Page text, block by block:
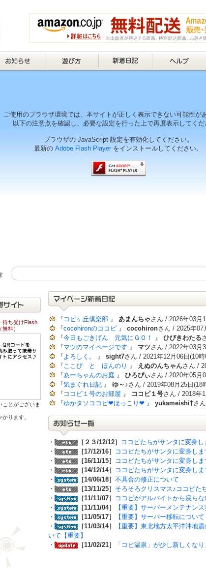
ご使用のブラウザ環境では、本サイトが正しく表示できない可能性が
以下の注意点を確認し、必要な設定を行った上で再度表示してくだ
ブラウザの JavaScript 設定を有効化してください。
最新の Adobe Flash Player をインストールしてください。
待ち受けFlash
料）
とがございま
ります。
『 コピヶ丘倶楽部 』 あまんちゃさん / 2026年03月
『cocohironのココピ 』 cocohironさん / 2025年07
『今日もごきげん 元気にＧＯ！ 』 ひびきわたる
『マツのマイページです 』 マツさん / 2022年03月
『よろしく。 』 sight7さん / 2021年12月06日(10
『ここぴ と ほんのり 』 えぬのんちゃんさん /
『あーちゃんのお庭 』 ひろぴぃさん / 2020年05月
『気まぐれ日記 』 ゆ～♪さん / 2019年08月25日(18
『 ココピ１号のお部屋 』 ココピ１号さん / 2018年
『ゆかタソココピ❤ほっこり❤ 』 yukameishi†さ
・ ［２３/12/12］
ココピたちがサンタに変身し
・
［17/12/16］
ココピたちがサンタに変身しま
・
［16/11/15］
ココピたちがサンタに変身しま
・
［14/12/14］
ココピたちがサンタに変身しま
・
［14/06/18］ 不具合の修正について
・
［13/11/25］ そろそろクリスマス♪ココピた
・
［11/11/07］
ココピがアルバイトから戻ら
・
［11/11/04］
【重要】サーバーメンテナン
・
［11/05/17］
【重要】サーバー移転について
・
［11/03/14］
【重要】東北地方太平洋沖地
いて【重要】
・
［11/02/21］ 「コピ温泉」が少し新しくなり